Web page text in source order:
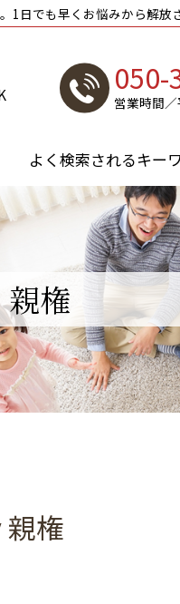
権
日でも早くお悩みから解放
050-
営業時間
よく検索されるキー
権